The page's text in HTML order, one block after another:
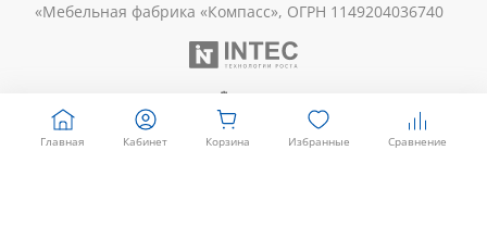
«Мебельная фабрика «Компасс», ОГРН 1149204036740
Главная Кабинет Корзина Избранные Сравнение